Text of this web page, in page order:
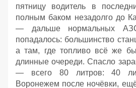
пятницу водитель в
полным баком незадолго до
— дальше нормальных
попадалось: большинство
а там, где топливо всё же
длинные очереди. Спасло
— всего 80 литров: 40
Воронежем после ночёвки,